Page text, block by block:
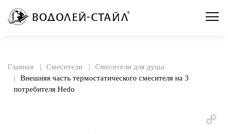
Главная Смесители
Смесители для душа
Внешняя часть термостатического смесителя на 3
потребителя Hedo